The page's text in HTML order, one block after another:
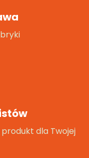
dla Twojej